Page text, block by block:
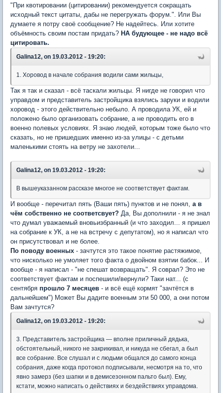
"При квотировании (цитировании) рекомендуется сокращать
исходный текст цитаты, дабы не перегружать форум.". Или Вы
думаете я потру своё сообщение? Не надейтесь. Или хотите
объёмность своим постам придать? НА будующее - не надо всё
цитировать.
Galina12, on 19.03.2012 - 19:20:
1. Хоровод в начале собрания водили сами жильцы,
Так я так и сказал - всё таскали жильцы. Я нигде не говорил что
управдом и представитель застройщика взялись заруки и водили
хоровод - этого действительно небыло. А проводила УК, ей и
положено было организовать собрание, а не проводить его в
военно полевых условиях. Я знаю людей, которым тоже было что
сказать, но не пришедших именно из-за улицы - с детьми
маленькими стоять на ветру не захотели...
Galina12, on 19.03.2012 - 19:20:
В вышеуказанном рассказе многое не соответствует фактам.
И вообще - перечитал пять (Ваши пять) пунктов и не понял, а в
чём собственно не соответсвует? Да, Вы дополнили - я не знал
что думал уважаемый вновьизбранный (и что заходил... я пришел
на собрание к УК, а не на встречу с депутатом), но я написал что
он присутствовал и не более.
По поводу военных - зачтутся это такое понятие растяжимое,
что нисколько не умоляет того факта о двойном взятии бабок... И
вообще - я написал - "не спешат возвращать". Я соврал? Это не
соответствует фактам и поспешили/вернули? Таки нат... (с
сентября прошло 7 месяцев - и всё ещё кормят "зачтётся в
дальнейшем") Может Вы дадите военным эти 50 000, а они потом
Вам зачтутся?
Galina12, on 19.03.2012 - 19:20:
3. Представитель застройщика — вполне приличный дядька,
обстоятельный, никого не закрикивал, и никуда не сбегал, а был
все собрание. Все слушал и с людьми общался до самого конца
собрания, даже когда протокол подписывали, несмотря на то, что
явно замерз (без шапки и в демисезонном пальто был). Ему,
кстати, можно написать о действиях и бездействиях управдома.